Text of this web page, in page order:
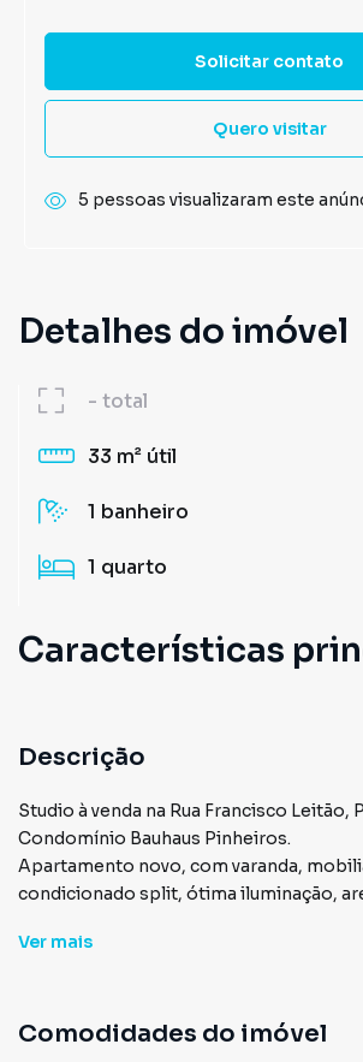
Detalhes do imóvel
- total
33 m² útil
1 banheiro
1 quarto
Características
Descrição
Studio à venda na Rua Francisco Leitão,
Condomínio Bauhaus Pinheiros.
Apartamento novo, com varanda,
condicionado split, ótima iluminação,
Condomínio com ótima infraestrutura,
Paulista, Av. Rebouças, Bares e
Ver mais
Comodidades do imóvel
Solicitar contato
Quero visitar
5 pessoas visualizaram este